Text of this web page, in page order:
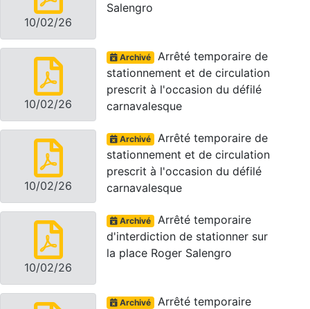
10/02/26
Salengro
10/02/26
Archivé Arrêté temporaire de
stationnement et de circulation
prescrit à l'occasion du défilé
carnavalesque
10/02/26
Archivé Arrêté temporaire de
stationnement et de circulation
prescrit à l'occasion du défilé
carnavalesque
10/02/26
Archivé Arrêté temporaire
d'interdiction de stationner sur
la place Roger Salengro
Archivé Arrêté temporaire